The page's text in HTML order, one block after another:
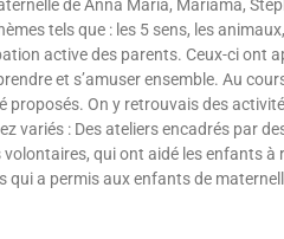
de Anna Maria, Mariama,
tels que : les 5 sens, les
active des parents. Ceux-ci ont
et s’amuser ensemble. Au
proposés. On y retrouvais des
variés : Des ateliers encadrés par
qui ont aidé les enfants à
qui a permis aux enfants de